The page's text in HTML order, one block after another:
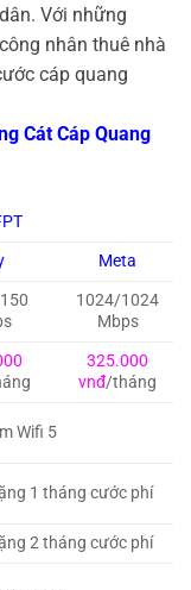
Với những
nhân thuê nhà
cáp quang
Cát Cáp Quang
Meta
1024/1024
Mbps
325.000
vnđ/tháng
Wifi 5
1 tháng cước phí
2 tháng cước phí